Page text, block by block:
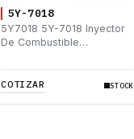
5Y-7018
5Y7018 5Y-7018 Inyector
De Combustible
COTIZAR
STOCK